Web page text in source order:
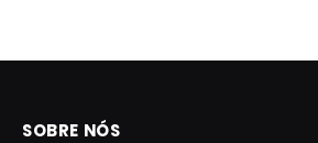
SOBRE NÓS